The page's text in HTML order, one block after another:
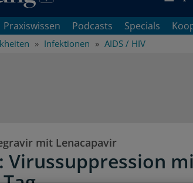
Praxiswissen Podcasts Specials
Infektionen AIDS / HIV
mit Lenacapavir
Virussuppression